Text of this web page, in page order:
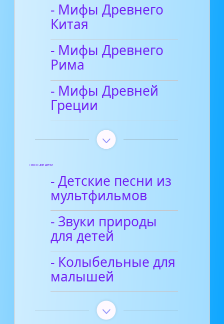
- Мифы Древнего
Китая
- Мифы Древнего
Рима
- Мифы Древней
Греции
Песни для детей
- Детские песни из
мультфильмов
- Звуки природы
для детей
- Колыбельные для
малышей